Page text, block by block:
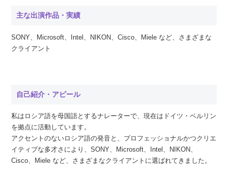
主な出演作品・実績
SONY、Microsoft、Intel、NIKON、Cisco、Miele など、さまざまな
クライアント
自己紹介・アピール
私はロシア語を母国語とするナレーターで、現在はドイツ・ベルリン
を拠点に活動しています。
アクセントのないロシア語の発音と、プロフェッショナルかつクリエ
イティブな多才さにより、SONY、Microsoft、Intel、NIKON、
Cisco、Miele など、さまざまなクライアントに選ばれてきました。